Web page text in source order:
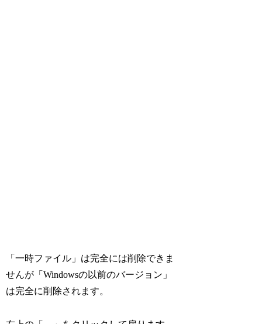
「一時ファイル」は完全には削除できま
せんが「Windowsの以前のバージョン」
は完全に削除されます。